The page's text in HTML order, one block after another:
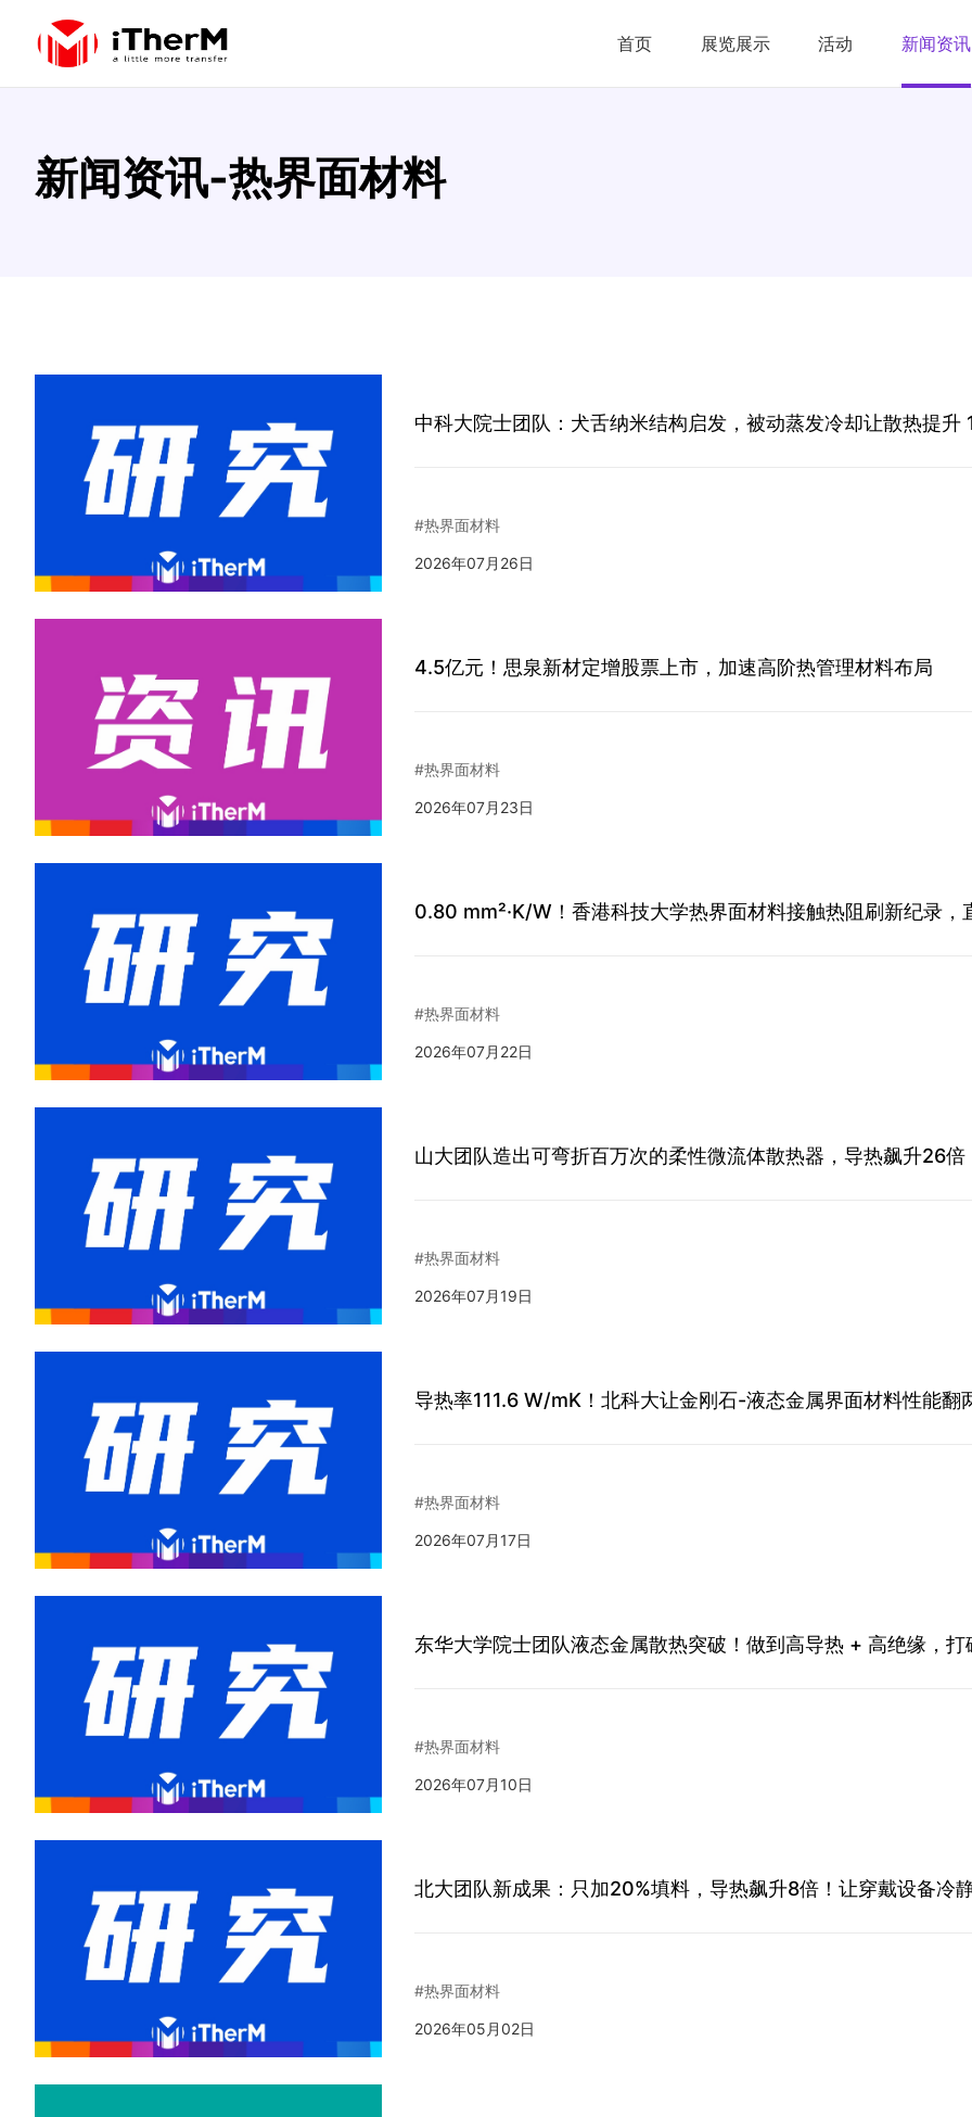
首页 展览展示 活动 新闻资讯
新闻资讯-热界面材料
中科大院士团队：犬舌纳米结构启发，被动蒸发冷却让散热提升
#热界面材料
2026年07月26日
4.5亿元！思泉新材定增股票上市，加速高阶热管理材料布局
#热界面材料
2026年07月23日
0.80 mm²·K/W！香港科技大学热界面材料接触热阻刷新纪录，
#热界面材料
2026年07月22日
山大团队造出可弯折百万次的柔性微流体散热器，导热飙升26倍
#热界面材料
2026年07月19日
导热率111.6 W/mK！北科大让金刚石-液态金属界面材料性能翻
#热界面材料
2026年07月17日
东华大学院士团队液态金属散热突破！做到高导热 + 高绝缘，
#热界面材料
2026年07月10日
北大团队新成果：只加20%填料，导热飙升8倍！让穿戴设备冷
#热界面材料
2026年05月02日